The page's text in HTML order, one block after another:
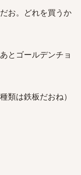
お。どれを買うか
とゴールデンチョ
類は鉄板だおね）